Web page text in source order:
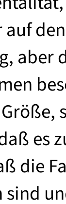
auf
aber
es
die
sind